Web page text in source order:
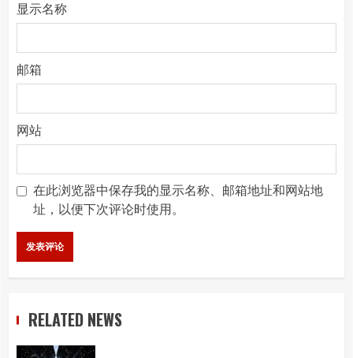
显示名称
邮箱
网站
在此浏览器中保存我的显示名称、邮箱地址和网站地
址，以便下次评论时使用。
RELATED NEWS